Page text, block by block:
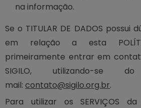
na informação.
Se o TITULAR DE DADOS possui
em relação a esta
primeiramente entrar em
SIGILO, utilizando-se
mail: contato@sigilo.org.br.
Para utilizar os SERVIÇOS da